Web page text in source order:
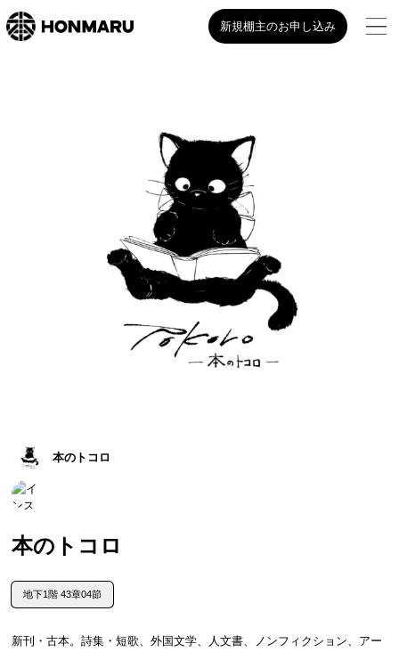
新規棚主のお申し込み
本のトコロ
本のトコロ
地下1階 43章04節
新刊・古本。詩集・短歌、外国文学、人文書、ノンフィクション、アー